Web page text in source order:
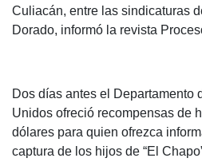
Culiacán, entre las sindicaturas
Dorado, informó la revista
Dos días antes el Departamento
Unidos ofreció recompensas de
dólares para quien ofrezca
captura de los hijos de “El